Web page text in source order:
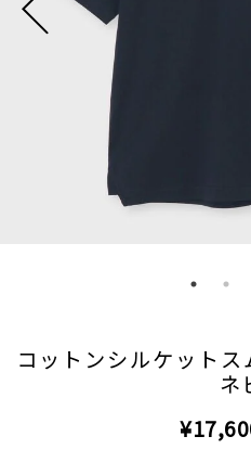
コットンシルケット
ネ